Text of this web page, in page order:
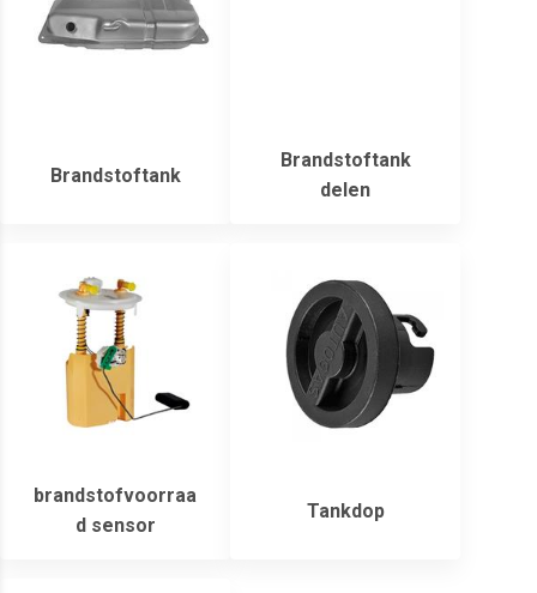
Brandstoftank
Brandstoftank
delen
brandstofvoorraa
d sensor
Tankdop